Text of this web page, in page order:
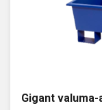
Gigant valuma-